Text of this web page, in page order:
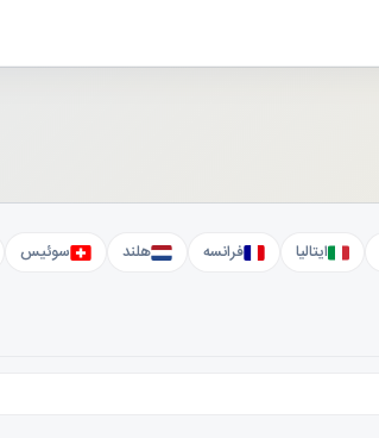
ایتالیا فرانسه هلند سوئیس